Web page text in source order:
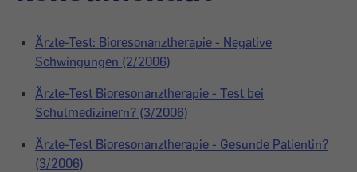
Ärzte-Test: Bioresonanztherapie - Negative
Schwingungen (2/2006)
Ärzte-Test Bioresonanztherapie - Test bei
Schulmedizinern? (3/2006)
Ärzte-Test Bioresonanztherapie - Gesunde Patientin?
(3/2006)